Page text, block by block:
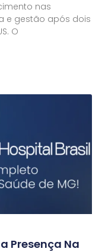
nas
e gestão após dois
O
Presença Na